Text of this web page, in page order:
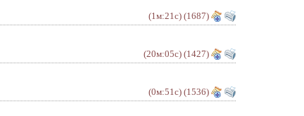
(1м:21с) (1687)
(20м:05с) (1427)
(0м:51с) (1536)